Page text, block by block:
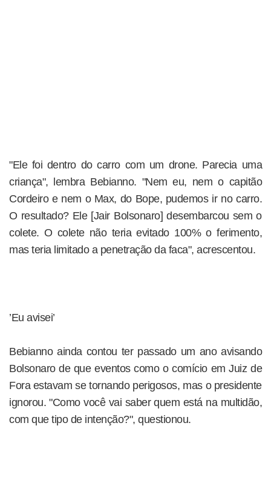
"Ele foi dentro do carro com um drone. Parecia uma
criança", lembra Bebianno. "Nem eu, nem o capitão
Cordeiro e nem o Max, do Bope, pudemos ir no carro.
O resultado? Ele [Jair Bolsonaro] desembarcou sem o
colete. O colete não teria evitado 100% o ferimento,
mas teria limitado a penetração da faca", acrescentou.
’Eu avisei’
Bebianno ainda contou ter passado um ano avisando
Bolsonaro de que eventos como o comício em Juiz de
Fora estavam se tornando perigosos, mas o presidente
ignorou. "Como você vai saber quem está na multidão,
com que tipo de intenção?", questionou.